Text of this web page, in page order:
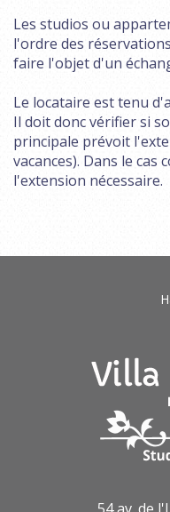
Les studios ou
l'ordre des
faire l'objet d'un
Le locataire est tenu
Il doit donc vérifier si
principale prévoit
vacances). Dans le
l'extension nécessaire.